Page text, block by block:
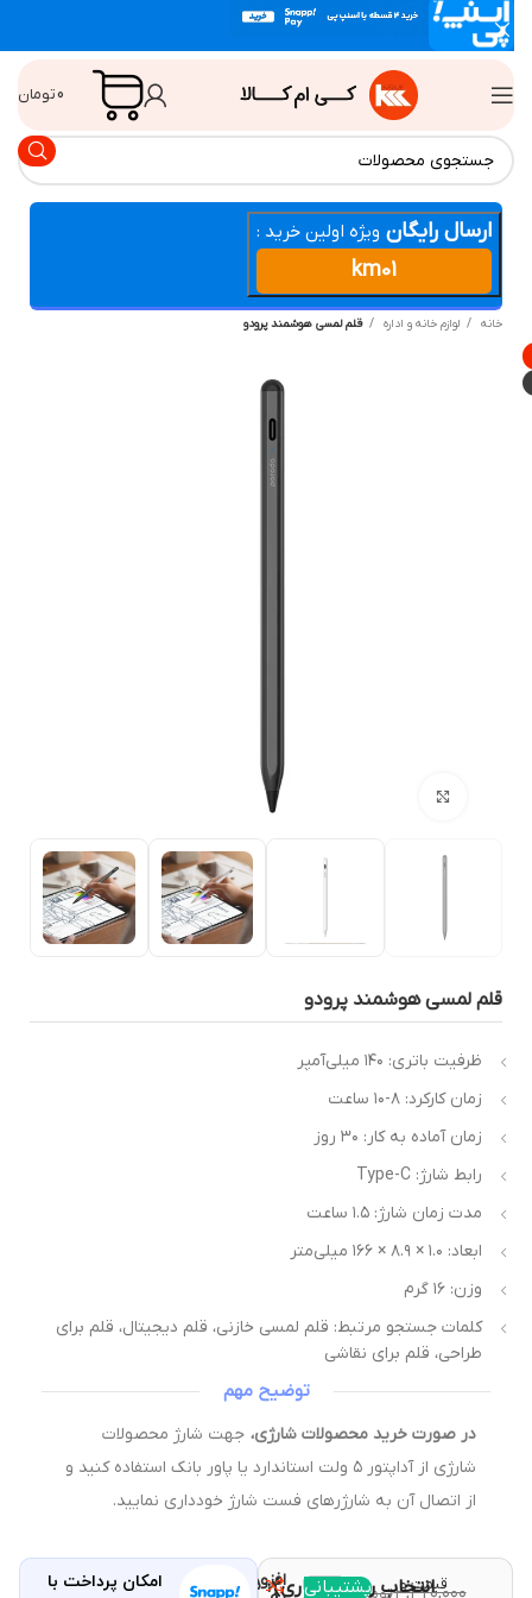
تومان
ارسال رایگان ویژه اولین خرید :
km01
لوازم خانه و اداره قلم لمسی هوشمند پرودو
بزرگنمایی تصویر
لمسی هوشمند پرودو
ظرفیت باتری: ۱۴۰ میلی‌آمپر
زمان کارکرد: ۸-۱۰ ساعت
زمان آماده به کار: ۳۰ روز
رابط شارژ: Type-C
مدت زمان شارژ: ۱.۵ ساعت
ابعاد: ۱.۰ × ۸.۹ × ۱۶۶ میلی‌متر
وزن: ۱۶ گرم
کلمات جستجو مرتبط: قلم لمسی خازنی، قلم دیجیتال، قلم برای
طراحی، قلم برای نقاشی
توضیح مهم
در صورت خرید محصولات شارژی،جهت شارژ محصولات
شارژی از آداپتور ۵ ولت استاندارد یا پاور بانک استفاده کنید و
از اتصال آن به شارژرهای فست شارژ خودداری نمایید.
قیمت و
۳,۴۲۰,۰۰۰تومان
انتخاب رنگ (اجباری)
با خرید
پشتیبانی
افزودنمقایسه
امکان پرداخت با